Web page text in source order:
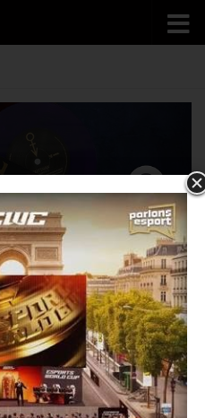
/SPORT
STAR
» x « Prince